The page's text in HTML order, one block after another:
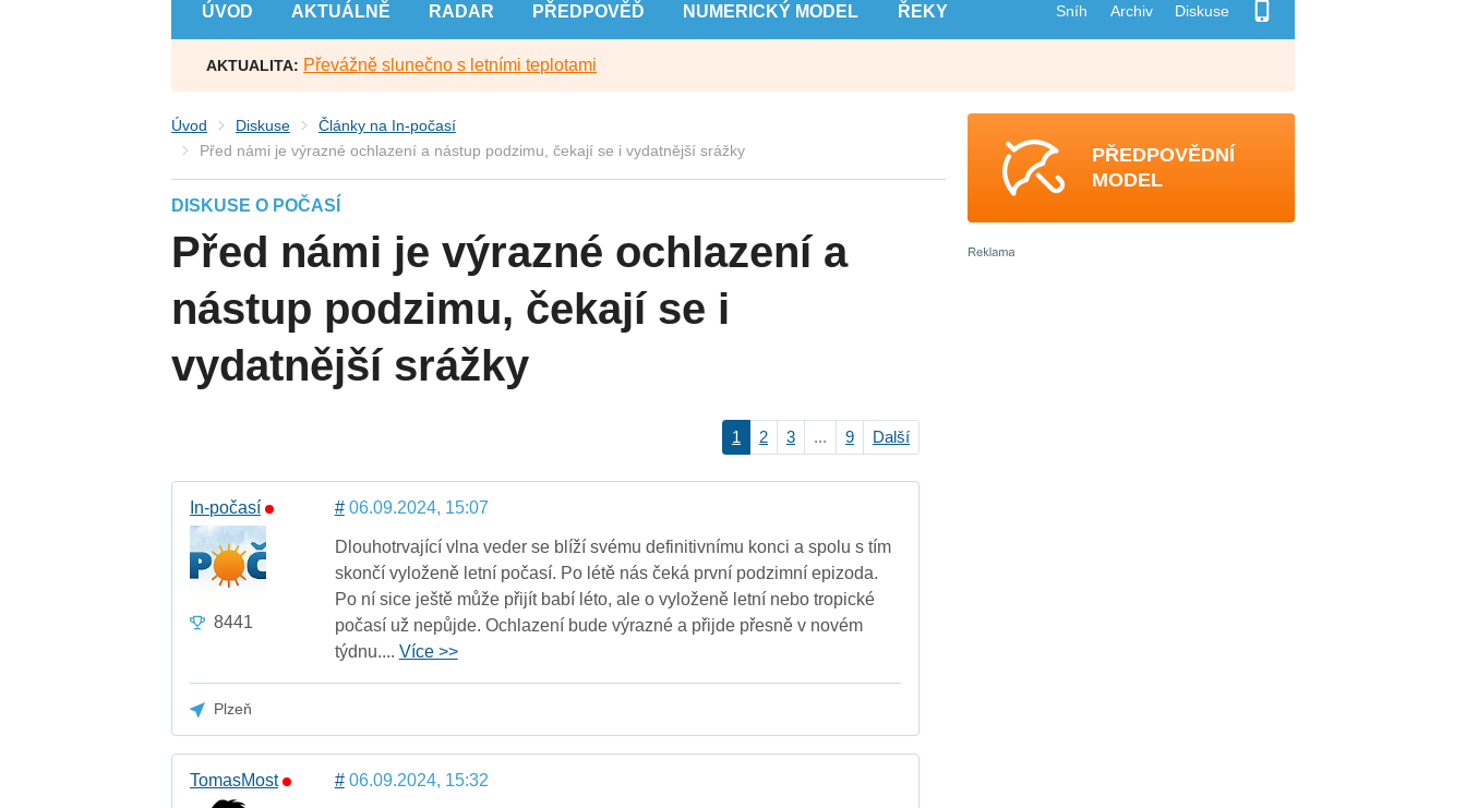
ÚVOD AKTUÁLNĚ RADAR PŘEDPOVĚĎ NUMERICKÝ MODEL ŘEKY Sníh Archiv Diskuse
AKTUALITA: Převážně slunečno s letními teplotami
Úvod Diskuse
Články na In-počasí
Před námi je výrazné ochlazení a nástup podzimu, čekají se i vydatnější srážky
DISKUSE O POČASÍ
Před námi je výrazné ochlazení a
nástup podzimu, čekají se i
vydatnější srážky
1 2 3 ... 9 Další
In-počasí
8441
#06.09.2024, 15:07
Dlouhotrvající vlna veder se blíží svému definitivnímu konci a spolu s tím
skončí vyloženě letní počasí. Po létě nás čeká první podzimní epizoda.
Po ní sice ještě může přijít babí léto, ale o vyloženě letní nebo tropické
počasí už nepůjde. Ochlazení bude výrazné a přijde přesně v novém
týdnu.... Více >>
Plzeň
TomasMost #06.09.2024, 15:32
PŘEDPOVĚDNÍ
MODEL